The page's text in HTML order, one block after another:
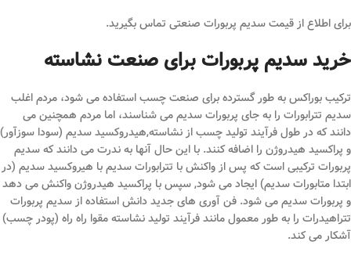
برای اطلاع از قیمت سدیم پربورات صنعتی تماس بگیرید.
خرید سدیم پربورات برای صنعت نشاسته
ترکیب بوراکس به طور گسترده برای صنعت چسب استفاده می شود، مردم اغلب
سدیم تترابورات را به جای پربورات سدیم می شناسند، اما مردم همچنین می
دانند که در طول فرآیند تولید چسب از نشاسته,هیدروکسید سدیم (سودا سوزآور)
و پراکسید هیدروژن را اضافه کنند. با این حال آنها به ندرت می دانند که سدیم
پربورات ترکیبی است که پس از واکنش با تترابورات سدیم با هیروکسید سدیم (در
ابتدا متابورات سدیم) ایجاد می شود, سپس با پراکسید هیدروژن واکنش می دهد
و پربورات سدیم می شود. فن آوری های جدید دانش استفاده از سدیم پربورات
تتراهیدرات را به طور معمول مانند فرآیند تولید نشاسته مقوا راه راه (پودر چسب)
آشکار می کند.